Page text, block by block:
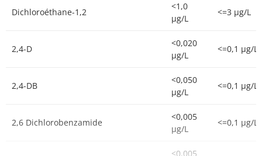
Dichloroéthane-1,2
<1,0
µg/L
<=3 µg/L
2,4-D
<0,020
µg/L
<=0,1 µg/L
2,4-DB
<0,050
µg/L
<=0,1 µg/L
2,6 Dichlorobenzamide
<0,005
µg/L
<=0,1 µg/L
<0,005